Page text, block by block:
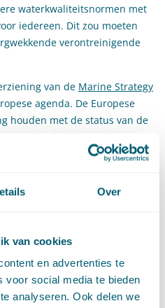
Over
van cookies
en advertenties te
voor social media te bieden
analyseren. Ook delen we
waterkwaliteitsnormen met
iedereen. Dit zou moeten
verontreinigende
van de Marine Strategy
agenda. De Europese
houden met de status van de
inzake de belangrijkste
om plastic en ander
EU-
en innovatie tot 2027.
Europe-akkoord